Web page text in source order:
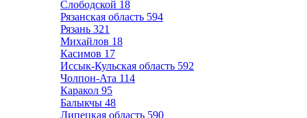
Слободской 18
Рязанская область 594
Рязань 321
Михайлов 18
Касимов 17
Иссык-Кульская область 592
Чолпон-Ата 114
Каракол 95
Балыкчы 48
Липецкая область 590